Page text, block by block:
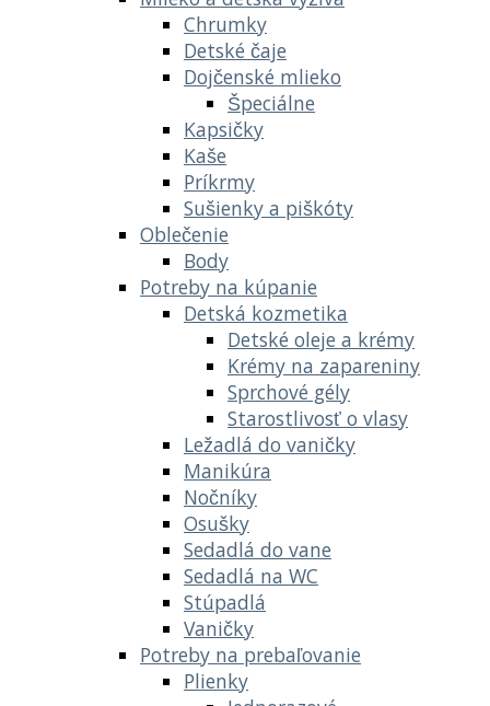
Chrumky
Detské čaje
Dojčenské mlieko
Špeciálne
Kapsičky
Kaše
Príkrmy
Sušienky a piškóty
Oblečenie
Body
Potreby na kúpanie
Detská kozmetika
Detské oleje a krémy
Krémy na zapareniny
Sprchové gély
Starostlivosť o vlasy
Ležadlá do vaničky
Manikúra
Nočníky
Osušky
Sedadlá do vane
Sedadlá na WC
Stúpadlá
Vaničky
Potreby na prebaľovanie
Plienky